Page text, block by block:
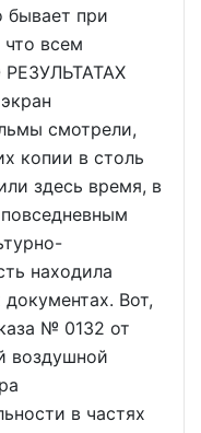
бывает при
всем
РЕЗУЛЬТАТАХ
смотрели,
копии в столь
здесь время, в
находила
Вот,
№ 0132 от
воздушной
в частях